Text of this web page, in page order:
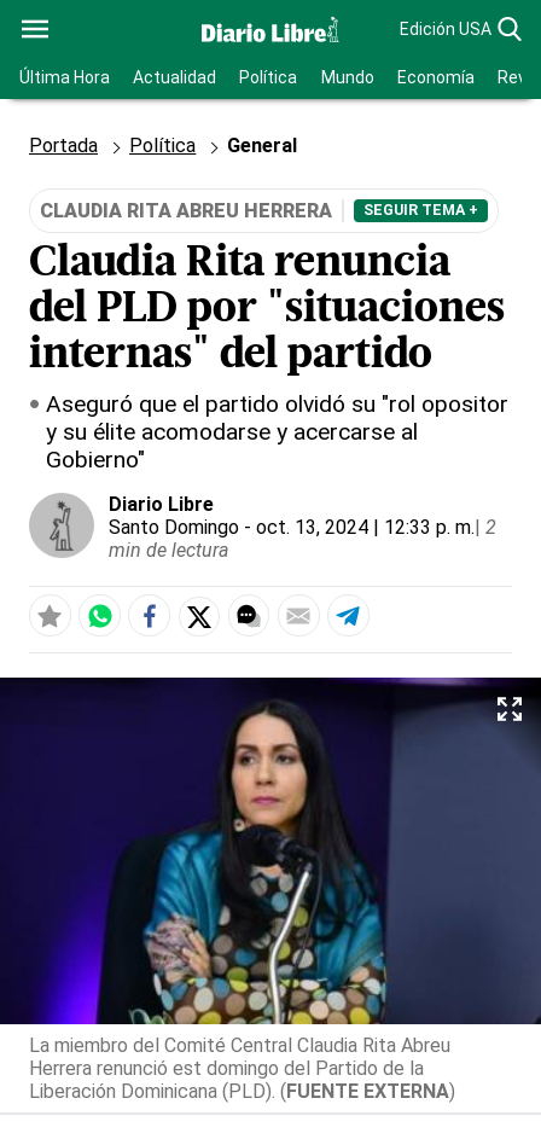
Edición USA
Última Hora Actualidad Política Mundo Economía
Portada Política General
CLAUDIA RITA ABREU HERRERA SEGUIR TEMA +
Claudia Rita renuncia
del PLD por "situaciones
internas" del partido
Aseguró que el partido olvidó su "rol opositor
y su élite acomodarse y acercarse al
Gobierno"
Diario Libre
Santo Domingo - oct. 13, 2024 | 12:33 p. m.| 2
min de lectura
La miembro del Comité Central Claudia Rita Abreu
Herrera renunció est domingo del Partido de la
Liberación Dominicana (PLD). (FUENTE EXTERNA)